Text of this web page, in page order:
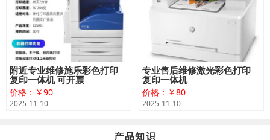
附近专业维修施乐彩色打印
复印一体机 可开票
价格：￥90
2025-11-10
专业售后维修激光彩色打印
复印一体机
价格：￥80
2025-11-10
产品知识